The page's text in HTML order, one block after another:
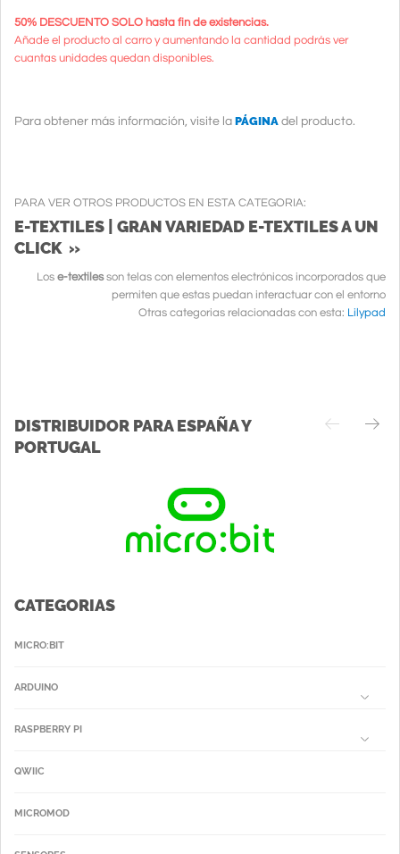
50% DESCUENTO SOLO hasta fin de existencias.
Añade el producto al carro y aumentando la cantidad podrás ver
cuantas unidades quedan disponibles.
Para obtener más información, visite la PÁGINA del producto.
PARA VER OTROS PRODUCTOS EN ESTA CATEGORIA:
E-TEXTILES | GRAN VARIEDAD E-TEXTILES A UN
CLICK »
Los e-textilesson telas con elementos electrónicos incorporados que
permiten que estas puedan interactuar con el entorno
Otras categorias relacionadas con esta: Lilypad
DISTRIBUIDOR PARA ESPAÑA Y
PORTUGAL
CATEGORIAS
MICRO:BIT
ARDUINO
RASPBERRY PI
QWIIC
MICROMOD